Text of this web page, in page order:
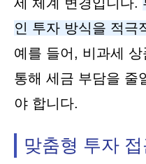
인 투자 방식을 적극
예를 들어, 비과세
통해 세금 부담을 줄
야 합니다.
맞춤형 투자 접